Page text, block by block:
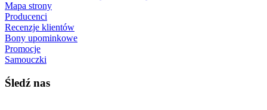
Mapa strony
Producenci
Recenzje klientów
Bony upominkowe
Promocje
Samouczki
Śledź nas